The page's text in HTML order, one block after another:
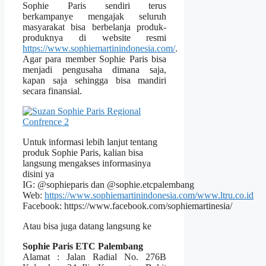
Sophie Paris sendiri terus
berkampanye mengajak seluruh
masyarakat bisa berbelanja produk-
produknya di website resmi
https://www.sophiemartinindonesia.com/.
Agar para member Sophie Paris bisa
menjadi pengusaha dimana saja,
kapan saja sehingga bisa mandiri
secara finansial.
Untuk informasi lebih lanjut tentang
produk Sophie Paris, kalian bisa
langsung mengakses informasinya
disini ya
IG: @sophieparis dan @sophie.etcpalembang
Web: https://www.sophiemartinindonesia.com/www.ltru.co.id
Facebook: https://www.facebook.com/sophiemartinesia/
Atau bisa juga datang langsung ke
Sophie Paris ETC Palembang
Alamat : Jalan Radial No. 276B